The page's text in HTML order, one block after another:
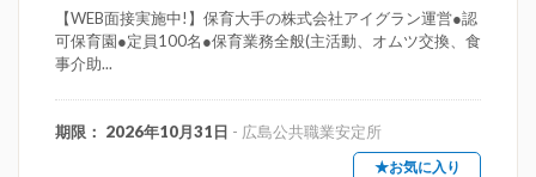
【WEB面接実施中!】保育大手の株式会社アイグラン運営●認
可保育園●定員100名●保育業務全般(主活動、オムツ交換、食
事介助...
期限： 2026年10月31日 - 広島公共職業安定所
★お気に入り